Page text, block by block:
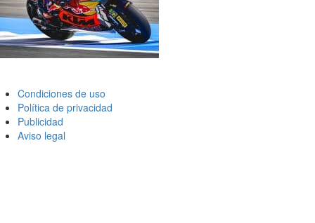
Condiciones de uso
Política de privacidad
Publicidad
Aviso legal